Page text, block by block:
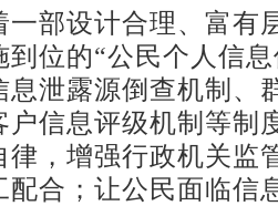
部设计合理、富有
到位的“公民个人信
息泄露源倒查机制、
户信息评级机制等制
律，增强行政机关监
配合；让公民面临信